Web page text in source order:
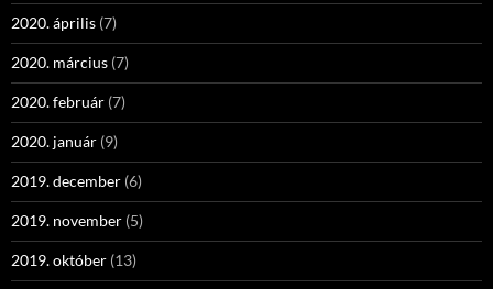
2020. április (7)
2020. március (7)
2020. február (7)
2020. január (9)
2019. december (6)
2019. november (5)
2019. október (13)